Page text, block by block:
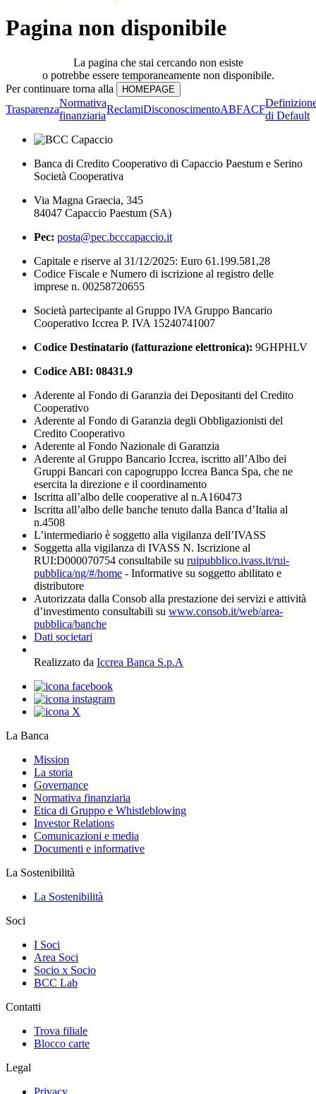
Pagina non disponibile
La pagina che stai cercando non esiste
o potrebbe essere temporaneamente non disponibile.
Per continuare torna alla
Trasparenza
Normativa
finanziaria
ReclamiDisconoscimentoABFACF
di Default
Banca di Credito Cooperativo di Capaccio Paestum e Serino
Società Cooperativa
Via Magna Graecia, 345
84047 Capaccio Paestum (SA)
Pec: posta@pec.bcccapaccio.it
Capitale e riserve al 31/12/2025: Euro 61.199.581,28
Codice Fiscale e Numero di iscrizione al registro delle
imprese n. 00258720655
Società partecipante al Gruppo IVA Gruppo Bancario
Cooperativo Iccrea P. IVA 15240741007
Codice Destinatario (fatturazione elettronica): 9GHPHLV
Codice ABI: 08431.9
Aderente al Fondo di Garanzia dei Depositanti del Credito
Cooperativo
Aderente al Fondo di Garanzia degli Obbligazionisti del
Credito Cooperativo
Aderente al Fondo Nazionale di Garanzia
Aderente al Gruppo Bancario Iccrea, iscritto all’Albo dei
Gruppi Bancari con capogruppo Iccrea Banca Spa, che ne
esercita la direzione e il coordinamento
Iscritta all’albo delle cooperative al n.A160473
Iscritta all’albo delle banche tenuto dalla Banca d’Italia al
n.4508
L’intermediario è soggetto alla vigilanza dell’IVASS
Soggetta alla vigilanza di IVASS N. Iscrizione al
RUI:D000070754 consultabile su ruipubblico.ivass.it/rui-
pubblica/ng/#/home - Informative su soggetto abilitato e
distributore
Autorizzata dalla Consob alla prestazione dei servizi e attività
d’investimento consultabili su www.consob.it/web/area-
pubblica/banche
Dati societari
Realizzato da Iccrea Banca S.p.A
La Banca
Mission
La storia
Governance
Normativa finanziaria
Etica di Gruppo e Whistleblowing
Investor Relations
Comunicazioni e media
Documenti e informative
La Sostenibilità
La Sostenibilità
Soci
I Soci
Area Soci
Socio x Socio
BCC Lab
Contatti
Trova filiale
Blocco carte
Legal
Privacy